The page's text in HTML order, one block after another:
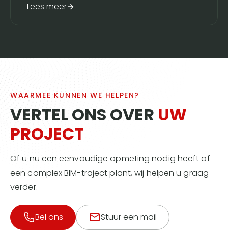
Lees meer
WAARMEE KUNNEN WE HELPEN?
VERTEL ONS OVER UW
PROJECT
Of u nu een eenvoudige opmeting nodig heeft of
een complex BIM-traject plant, wij helpen u graag
verder.
Bel ons Stuur een mail